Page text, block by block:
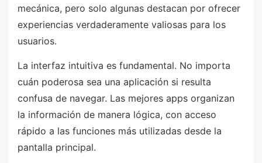
mecánica, pero solo algunas destacan por ofrecer
experiencias verdaderamente valiosas para los
usuarios.
La interfaz intuitiva es fundamental. No importa
cuán poderosa sea una aplicación si resulta
confusa de navegar. Las mejores apps organizan
la información de manera lógica, con acceso
rápido a las funciones más utilizadas desde la
pantalla principal.